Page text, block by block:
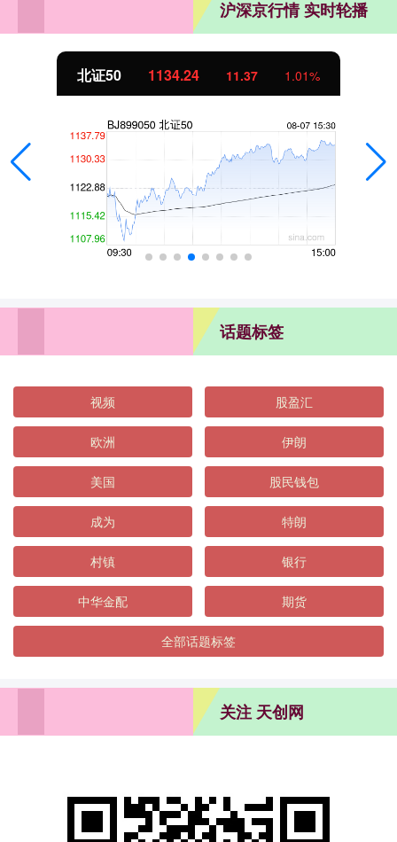
沪深京行情 实时轮播
北证50 1134.24 11.37 1.01%
话题标签
视频 股盈汇
欧洲 伊朗
美国 股民钱包
成为 特朗
村镇 银行
中华金配 期货
全部话题标签
关注 天创网